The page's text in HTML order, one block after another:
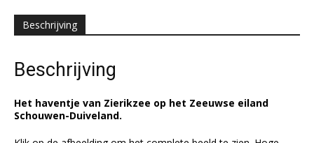
Beschrijving
Beschrijving
Het haventje van Zierikzee op het Zeeuwse eiland
Schouwen-Duiveland.